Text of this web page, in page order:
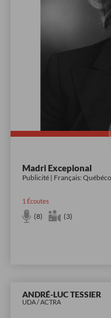
Madri Excepional
Publicité | Français:
1 Écoutes
(8) (3)
ANDRÉ-LUC TESSIER
UDA / ACTRA